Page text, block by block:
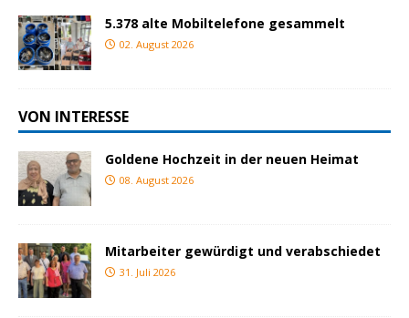
5.378 alte Mobiltelefone gesammelt
02. August 2026
VON INTERESSE
Goldene Hochzeit in der neuen Heimat
08. August 2026
Mitarbeiter gewürdigt und verabschiedet
31. Juli 2026